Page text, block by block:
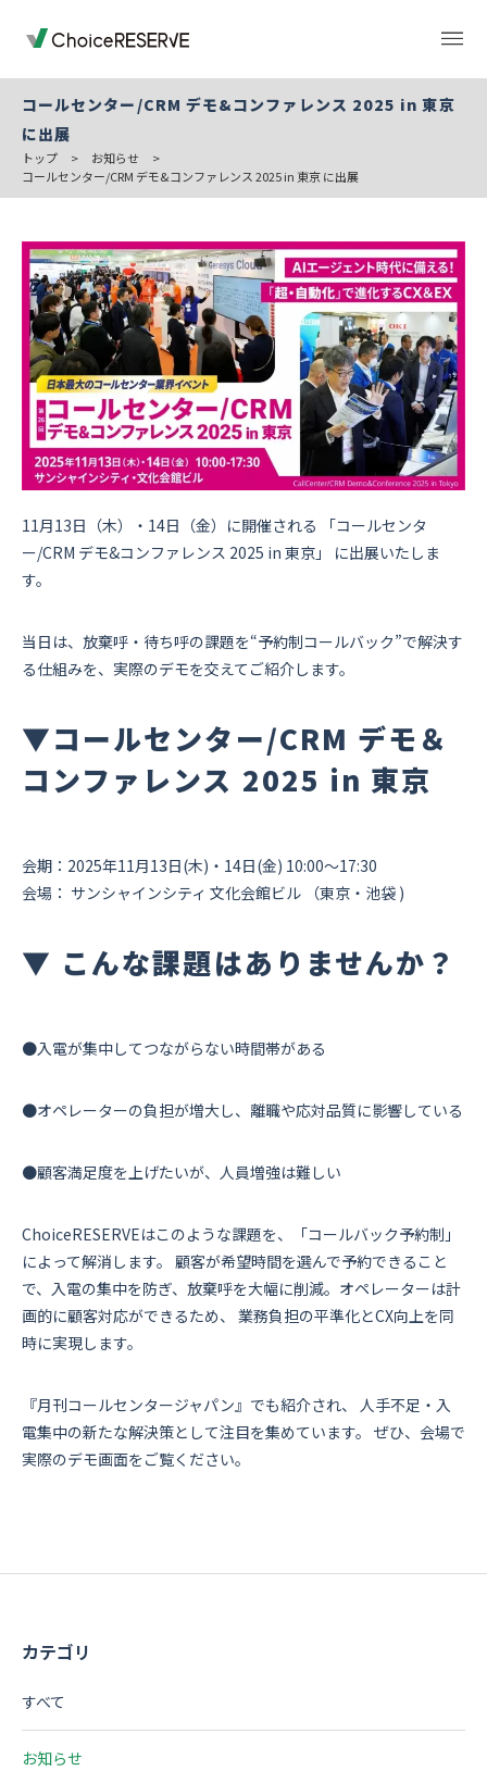
トップページ
機能 導入事例
業種から選ぶ デモサイト
ご利用の流れ お役立ち情報
資料ダウンロード
コールセンター/CRM デモ&コンファレンス 2025 in 東京
に出展
トップ > お知らせ
>
コールセンター/CRM デモ&コンファレンス 2025 in 東京 に出展
11月13日（木）・14日（金）に開催される 「コールセンタ
ー/CRM デモ&コンファレンス 2025 in 東京」 に出展いたしま
す。
当日は、放棄呼・待ち呼の課題を“予約制コールバック”で解決す
る仕組みを、実際のデモを交えてご紹介します。
▼コールセンター/CRM デモ＆
コンファレンス 2025 in 東京
会期：2025年11月13日(木)・14日(金) 10:00〜17:30
会場： サンシャインシティ 文化会館ビル （東京・池袋 )
▼ こんな課題はありませんか？
●入電が集中してつながらない時間帯がある
●オペレーターの負担が増大し、離職や応対品質に影響している
●顧客満足度を上げたいが、人員増強は難しい
ChoiceRESERVEはこのような課題を、「コールバック予約制」
によって解消します。 顧客が希望時間を選んで予約できること
で、入電の集中を防ぎ、放棄呼を大幅に削減。オペレーターは計
画的に顧客対応ができるため、 業務負担の平準化とCX向上を同
時に実現します。
『月刊コールセンタージャパン』でも紹介され、 人手不足・入
電集中の新たな解決策として注目を集めています。 ぜひ、会場で
実際のデモ画面をご覧ください。
カテゴリ
すべて
お知らせ